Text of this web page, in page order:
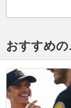
おすすめ